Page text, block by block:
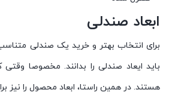
ابعاد صندلی
برای انتخاب بهتر و خرید یک صندلی متناسب
باید ایعاد صندلی را بدانند. مخصوصا
هستند. در همین راستا، ابعاد محصول را نیز